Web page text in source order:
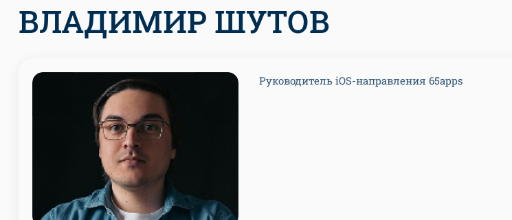
ВЛАДИМИР ШУТОВ
Руководитель iOS-направления 65apps